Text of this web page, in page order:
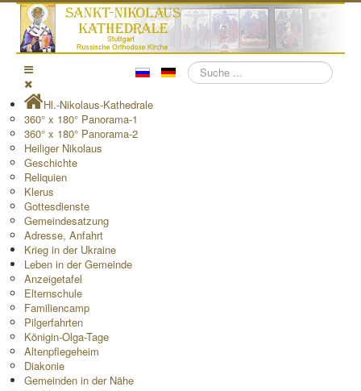
Suchen
Hl.-Nikolaus-Kathedrale
360° x 180° Panorama-1
360° x 180° Panorama-2
Heiliger Nikolaus
Geschichte
Reliquien
Klerus
Gottesdienste
Gemeindesatzung
Adresse, Anfahrt
Krieg in der Ukraine
Leben in der Gemeinde
Anzeigetafel
Elternschule
Familiencamp
Pilgerfahrten
Königin-Olga-Tage
Altenpflegeheim
Diakonie
Gemeinden in der Nähe